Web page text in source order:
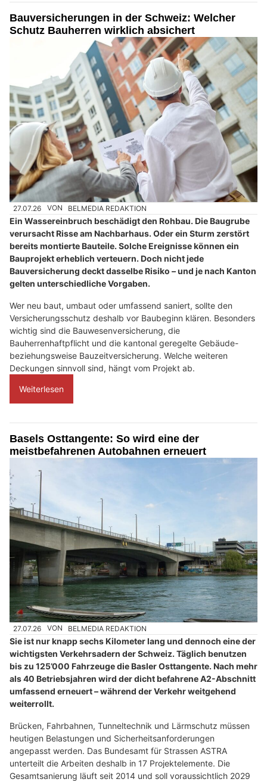
Bauversicherungen in der Schweiz: Welcher
Schutz Bauherren wirklich absichert
27.07.26 VON BELMEDIA REDAKTION
Ein Wassereinbruch beschädigt den Rohbau. Die Baugrube
verursacht Risse am Nachbarhaus. Oder ein Sturm zerstört
bereits montierte Bauteile. Solche Ereignisse können ein
Bauprojekt erheblich verteuern. Doch nicht jede
Bauversicherung deckt dasselbe Risiko – und je nach Kanton
gelten unterschiedliche Vorgaben.
Wer neu baut, umbaut oder umfassend saniert, sollte den
Versicherungsschutz deshalb vor Baubeginn klären. Besonders
wichtig sind die Bauwesenversicherung, die
Bauherrenhaftpflicht und die kantonal geregelte Gebäude-
beziehungsweise Bauzeitversicherung. Welche weiteren
Deckungen sinnvoll sind, hängt vom Projekt ab.
Weiterlesen
Basels Osttangente: So wird eine der
meistbefahrenen Autobahnen erneuert
27.07.26 VON BELMEDIA REDAKTION
Sie ist nur knapp sechs Kilometer lang und dennoch eine der
wichtigsten Verkehrsadern der Schweiz. Täglich benutzen
bis zu 125’000 Fahrzeuge die Basler Osttangente. Nach mehr
als 40 Betriebsjahren wird der dicht befahrene A2-Abschnitt
umfassend erneuert – während der Verkehr weitgehend
weiterrollt.
Brücken, Fahrbahnen, Tunneltechnik und Lärmschutz müssen
heutigen Belastungen und Sicherheitsanforderungen
angepasst werden. Das Bundesamt für Strassen ASTRA
unterteilt die Arbeiten deshalb in 17 Projektelemente. Die
Gesamtsanierung läuft seit 2014 und soll voraussichtlich 2029